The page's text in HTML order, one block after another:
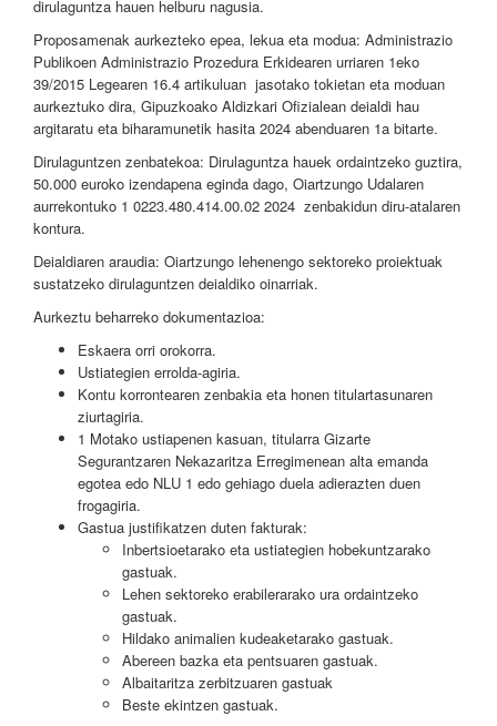
dirulaguntza hauen helburu nagusia.
Proposamenak aurkezteko epea, lekua eta modua: Administrazio
Publikoen Administrazio Prozedura Erkidearen urriaren 1eko
39/2015 Legearen 16.4 artikuluan jasotako tokietan eta moduan
aurkeztuko dira, Gipuzkoako Aldizkari Ofizialean deialdi hau
argitaratu eta biharamunetik hasita 2024 abenduaren 1a bitarte.
Dirulaguntzen zenbatekoa: Dirulaguntza hauek ordaintzeko guztira,
50.000 euroko izendapena eginda dago, Oiartzungo Udalaren
aurrekontuko 1 0223.480.414.00.02 2024 zenbakidun diru-atalaren
kontura.
Deialdiaren araudia: Oiartzungo lehenengo sektoreko proiektuak
sustatzeko dirulaguntzen deialdiko oinarriak.
Aurkeztu beharreko dokumentazioa:
Eskaera orri orokorra.
Ustiategien errolda-agiria.
Kontu korrontearen zenbakia eta honen titulartasunaren
ziurtagiria.
1 Motako ustiapenen kasuan, titularra Gizarte
Segurantzaren Nekazaritza Erregimenean alta emanda
egotea edo NLU 1 edo gehiago duela adierazten duen
frogagiria.
Gastua justifikatzen duten fakturak:
Inbertsioetarako eta ustiategien hobekuntzarako
gastuak.
Lehen sektoreko erabilerarako ura ordaintzeko
gastuak.
Hildako animalien kudeaketarako gastuak.
Abereen bazka eta pentsuaren gastuak.
Albaitaritza zerbitzuaren gastuak
Beste ekintzen gastuak.